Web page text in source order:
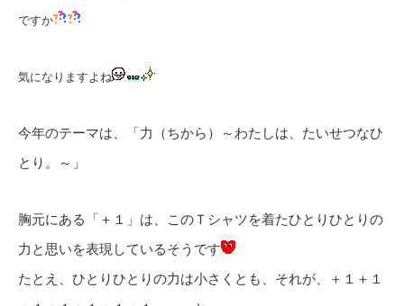
ですか
気になりますよね
今年のテーマは、「力（ちから）～わたしは、たいせつなひ
とり。～」
胸元にある「＋１」は、このＴシャツを着たひとりひとりの
力と思いを表現しているそうです
たとえ、ひとりひとりの力は小さくとも、それが、＋１＋１